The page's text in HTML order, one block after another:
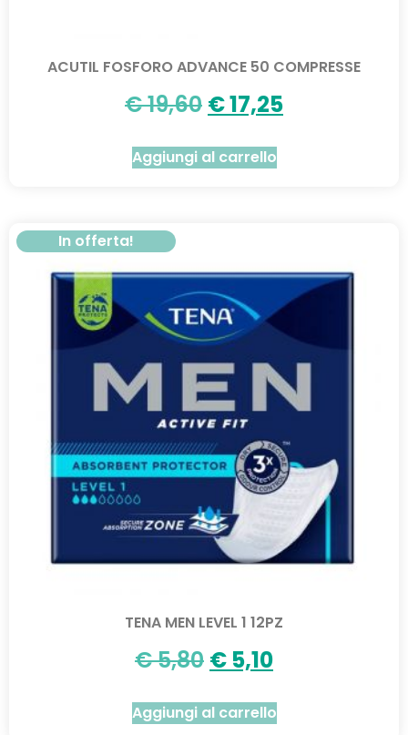
ACUTIL FOSFORO ADVANCE 50 COMPRESSE
€19,60 €17,25
Aggiungi al carrello
In offerta!
TENA MEN LEVEL 1 12PZ
€5,80 € 5,10
Aggiungi al carrello